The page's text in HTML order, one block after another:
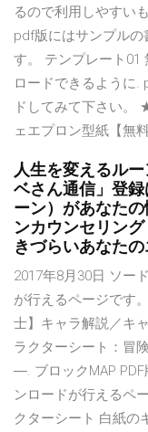
るので利用しやすい
pdf版にはサンプルの
す。 テンプレート01
ロードできるように.
ドしてみて下さい
ェエプロン型紙【無料
人生を変えるル
ベさん通信」登
ーン）があなた
ンカウンセリン
きづらいあなた
2017年8月30日 ソー
が行えるページです
士】キャラ解説／キ
ラクターシート：冒
―. ブロックMAP
ンロードが行えるペ
クターシート 白紙の